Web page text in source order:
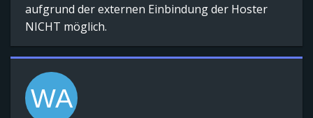
aufgrund der externen Einbindung der Hoster
NICHT möglich.